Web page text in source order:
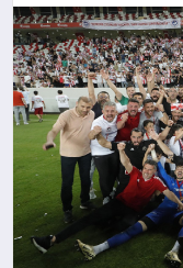
YAZARLAR
KÜNYE